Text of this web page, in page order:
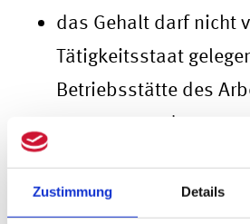
Zustimmung Details
das Gehalt darf nicht
Tätigkeitsstaat
Betriebsstätte des
getragen werden.
Greifen die oben